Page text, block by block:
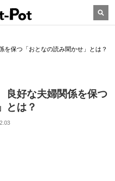
保つ「おとなの読み聞かせ」とは？
好な夫婦関係を保つ
とは？